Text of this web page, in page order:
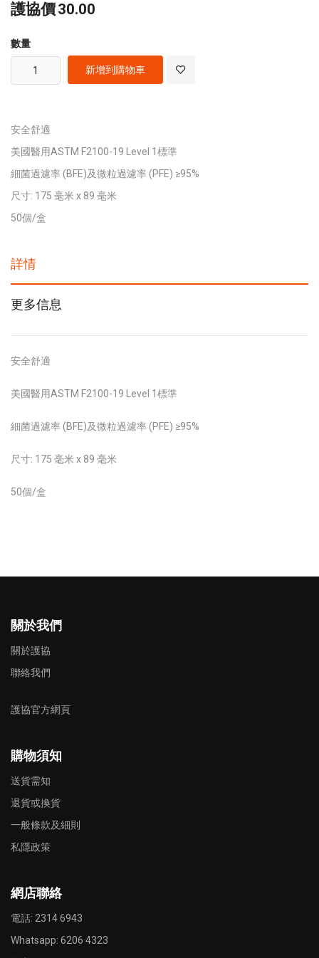
護協價30.00
數量
新增到購物車
安全舒適
美國醫用ASTM F2100-19 Level 1標準
細菌過濾率 (BFE)及微粒過濾率 (PFE) ≥95%
尺寸: 175 毫米 x 89 毫米
50個/盒
詳情
更多信息
安全舒適
美國醫用ASTM F2100-19 Level 1標準
細菌過濾率 (BFE)及微粒過濾率 (PFE) ≥95%
尺寸: 175 毫米 x 89 毫米
50個/盒
關於我們
關於護協
聯絡我們
護協官方網頁
購物須知
送貨需知
退貨或換貨
一般條款及細則
私隱政策
網店聯絡
電話: 2314 6943
Whatsapp: 6206 4323